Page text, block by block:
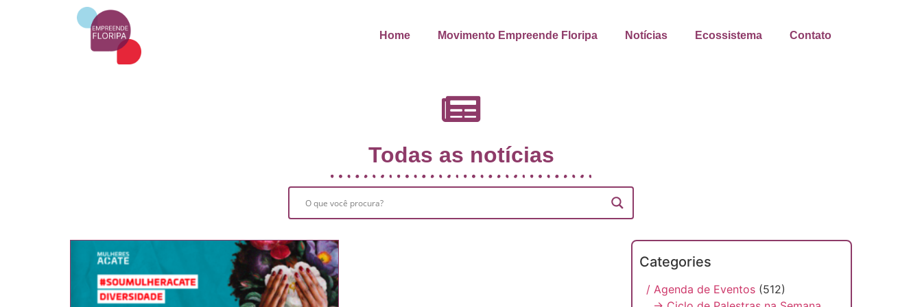
Home Movimento Empreende Floripa Notícias Ecossistema Contato
Todas as notícias
Categories
/ Agenda de Eventos (512)